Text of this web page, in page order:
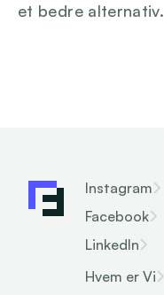
et bedre alternativ.
Instagram
Facebook
LinkedIn
Hvem er Vi